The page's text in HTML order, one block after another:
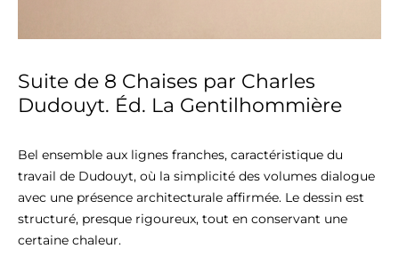
Suite de 8 Chaises par Charles
Dudouyt. Éd. La Gentilhommière
Bel ensemble aux lignes franches, caractéristique du
travail de Dudouyt, où la simplicité des volumes dialogue
avec une présence architecturale affirmée. Le dessin est
structuré, presque rigoureux, tout en conservant une
certaine chaleur.